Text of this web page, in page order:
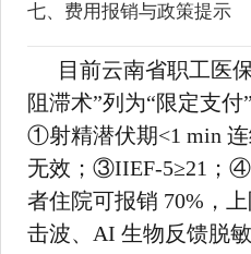
七、费用报销与政策提示
目前云南省职工医
阻滞术”列为“限定支付
①射精潜伏期<1 min
无效；③IIEF-5≥21；
者住院可报销 70%，
击波、AI 生物反馈脱